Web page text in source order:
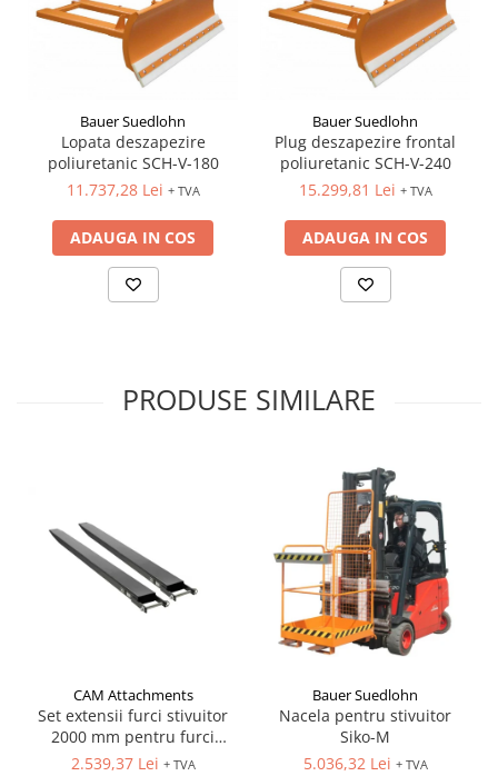
Bauer Suedlohn
Lopata deszapezire
poliuretanic SCH-V-180
11.737,28 Lei + TVA
ADAUGA IN COS
Bauer Suedlohn
Plug deszapezire frontal
poliuretanic SCH-V-240
15.299,81 Lei + TVA
ADAUGA IN COS
PRODUSE SIMILARE
CAM Attachments
Set extensii furci stivuitor
2000 mm pentru furci
100x40 mm
2.539,37 Lei + TVA
Bauer Suedlohn
Nacela pentru stivuitor
Siko-M
5.036,32 Lei + TVA